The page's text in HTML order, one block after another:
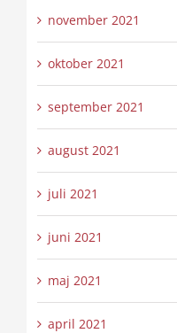
november 2021
oktober 2021
september 2021
august 2021
juli 2021
juni 2021
maj 2021
april 2021